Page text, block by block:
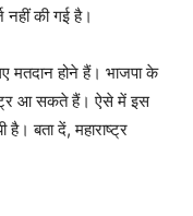
की गई है।
मतदान होने हैं। भाजपा के
आ सकते हैं। ऐसे में इस
बता दें, महाराष्ट्र